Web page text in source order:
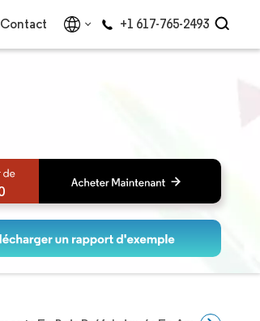
Contact +1 617-765-2493